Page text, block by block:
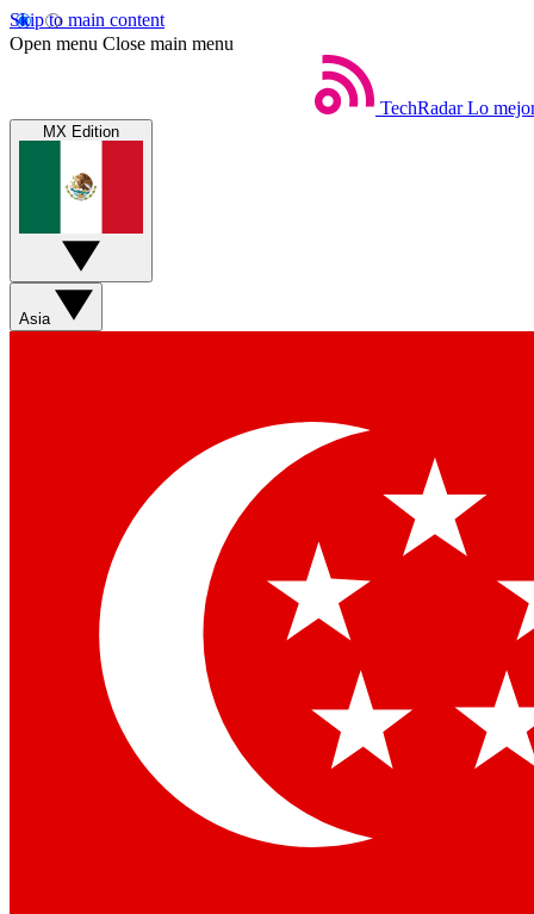
Skip to main content
Open menu Close main menu
TechRadar Lo
MX Edition
Asia